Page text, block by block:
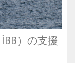
）の支援